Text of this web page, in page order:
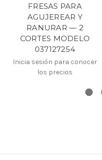
FRESAS PARA
AGUJEREAR Y
RANURAR — 2
CORTES MODELO
037127254
Inicia sesión para conocer
los precios